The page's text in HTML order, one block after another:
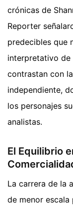
crónicas de
Reporter
predecibles que
interpretativo de
contrastan con
independiente,
los personajes
analistas.
El Equilibrio
La carrera de la
de menor